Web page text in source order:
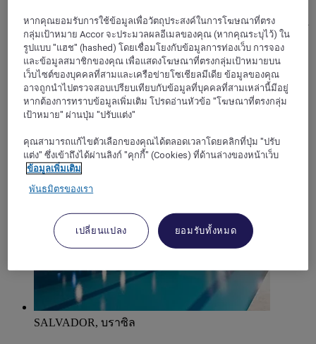
With a privileged location, Mercure Fortaleza Meireles is
perfect for your stay, whether for business or leisure. Recently
renovated, the rooms are comfortable and accommodate
couples, singles and families. With office options, all are air-
conditioned and have free Wi-Fi. The restaurant serves a full
breakfast to start your day. Use the fully equipped event
rooms for lectures and workshops and the business center for
quick work. And you can also take care of your health in our
gym.
3,7/5Rated 3,7 of 5
SALVADOR, บราซิล
หากคุณยอมรับการใช้ข้อมูลเพื่อวัตถุประสงค์ในการโฆษณาที่ตรง
กลุ่มเป้าหมาย Accor จะประมวลผลอีเมลของคุณ (หากคุณระบุไว้) ใน
รูปแบบ "แฮช" (hashed) โดยเชื่อมโยงกับข้อมูลการท่องเว็บ การจอง
และข้อมูลสมาชิกของคุณ เพื่อแสดงโฆษณาที่ตรงกลุ่มเป้าหมายบน
เว็บไซต์ของบุคคลที่สามและเครือข่ายโซเชียลมีเดีย ข้อมูลของคุณ
อาจถูกนำไปตรวจสอบเปรียบเทียบกับข้อมูลที่บุคคลที่สามเหล่านี้มีอยู่
หากต้องการทราบข้อมูลเพิ่มเติม โปรดอ่านหัวข้อ "โฆษณาที่ตรงกลุ่ม
เป้าหมาย" ผ่านปุ่ม "ปรับแต่ง"
คุณสามารถแก้ไขตัวเลือกของคุณได้ตลอดเวลาโดยคลิกที่ปุ่ม "ปรับ
แต่ง" ซึ่งเข้าถึงได้ผ่านลิงก์ "คุกกี้" (Cookies) ที่ด้านล่างของหน้าเว็บ
ข้อมูลเพิ่มเติม
พันธมิตรของเรา
เปลี่ยนแปลง ยอมรับทั้งหมด